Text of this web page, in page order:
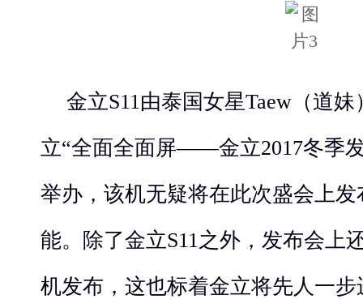
金立S11由泰国女星Taew（道
立“全面全面屏——金立2017冬季
举办，该机无疑将在此次盛会上
能。除了金立S11之外，发布会上
机发布，这也标着金立将先人一